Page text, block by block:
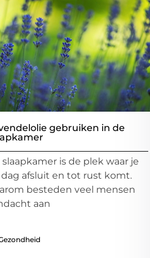
gebruiken in de
slaapkamer is de plek waar je
afsluit en tot rust komt.
besteden veel mensen
aan